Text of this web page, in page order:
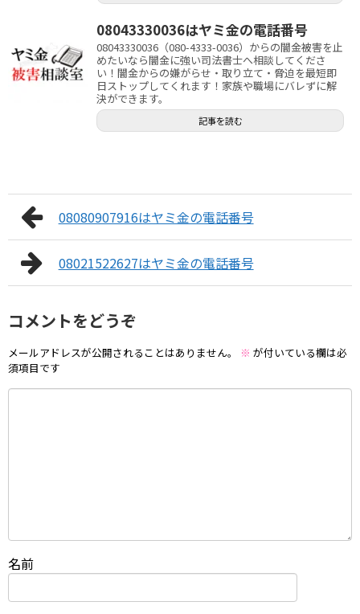
08043330036はヤミ金の電話番号
08043330036（080-4333-0036）からの闇金被害を止
めたいなら闇金に強い司法書士へ相談してくださ
い！闇金からの嫌がらせ・取り立て・脅迫を最短即
日ストップしてくれます！家族や職場にバレずに解
決ができます。
記事を読む
08080907916はヤミ金の電話番号
08021522627はヤミ金の電話番号
コメントをどうぞ
メールアドレスが公開されることはありません。 ※ が付いている欄は必
須項目です
名前